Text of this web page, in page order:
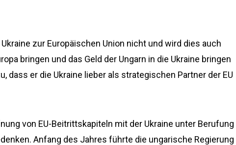
zur Europäischen Union nicht und wird dies auch
bringen und das Geld der Ungarn in die Ukraine bringen
dass er die Ukraine lieber als strategischen Partner der EU
von EU-Beitrittskapiteln mit der Ukraine unter Berufung
Anfang des Jahres führte die ungarische Regierung